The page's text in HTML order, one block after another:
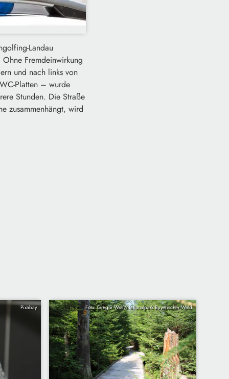
Landau
Fremdeinwirkung
und nach links von
Platten – wurde
Stunden. Die Straße
zusammenhängt, wird
Pixabay Foto: Gregor Wolf/Nationalpark Bayerischer Wald